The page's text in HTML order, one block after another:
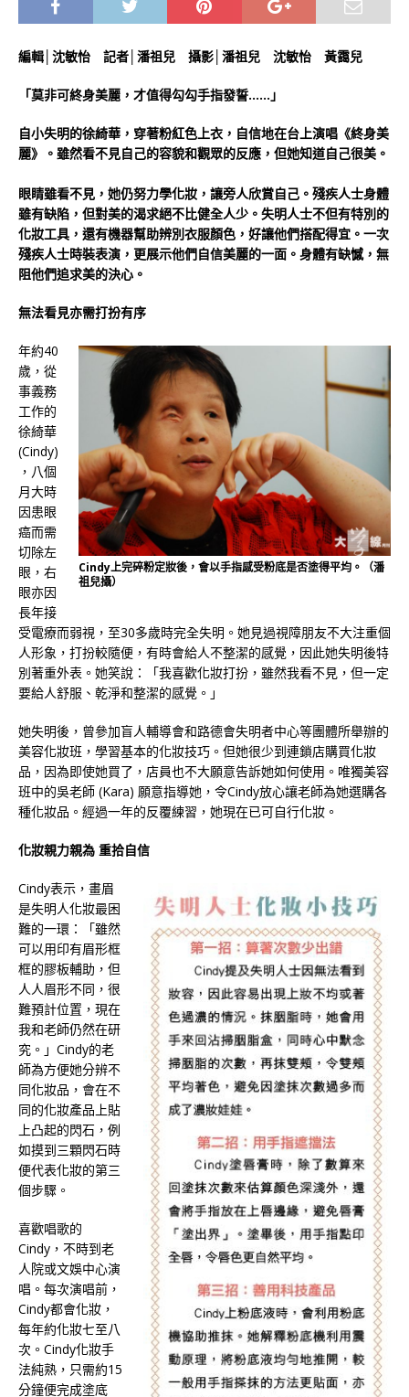
編輯│沈敏怡 記者│潘祖兒 攝影│潘祖兒 沈敏怡 黃靄兒
「莫非可終身美麗，才值得勾勾手指發誓……」
自小失明的徐綺華，穿著粉紅色上衣，自信地在台上演唱《終身美
麗》。雖然看不見自己的容貌和觀眾的反應，但她知道自己很美。
眼睛雖看不見，她仍努力學化妝，讓旁人欣賞自己。殘疾人士身體
雖有缺陷，但對美的渴求絕不比健全人少。失明人士不但有特別的
化妝工具，還有機器幫助辨別衣服顏色，好讓他們搭配得宜。一次
殘疾人士時裝表演，更展示他們自信美麗的一面。身體有缺憾，無
阻他們追求美的決心。
無法看見亦需打扮有序
Cindy上完碎粉定妝後，會以手指感受粉底是否塗得平均。（潘
祖兒攝）
年約40
歲，從
事義務
工作的
徐綺華
(Cindy)
，八個
月大時
因患眼
癌而需
切除左
眼，右
眼亦因
長年接
受電療而弱視，至30多歲時完全失明。她見過視障朋友不大注重個
人形象，打扮較隨便，有時會給人不整潔的感覺，因此她失明後特
別著重外表。她笑說：「我喜歡化妝打扮，雖然我看不見，但一定
要給人舒服、乾淨和整潔的感覺。」
她失明後，曾參加盲人輔導會和路德會失明者中心等團體所舉辦的
美容化妝班，學習基本的化妝技巧。但她很少到連鎖店購買化妝
品，因為即使她買了，店員也不大願意告訴她如何使用。唯獨美容
班中的吳老師 (Kara) 願意指導她，令Cindy放心讓老師為她選購各
種化妝品。經過一年的反覆練習，她現在已可自行化妝。
化妝親力親為 重拾自信
Cindy表示，畫眉
是失明人化妝最困
難的一環：「雖然
可以用印有眉形框
框的膠板輔助，但
人人眉形不同，很
難預計位置，現在
我和老師仍然在研
究。」Cindy的老
師為方便她分辨不
同化妝品，會在不
同的化妝產品上貼
上凸起的閃石，例
如摸到三顆閃石時
便代表化妝的第三
個步驟。
喜歡唱歌的
Cindy，不時到老
人院或文娛中心演
唱。每次演唱前，
Cindy都會化妝，
每年約化妝七至八
次。Cindy化妝手
法純熟，只需約15
分鐘便完成塗底